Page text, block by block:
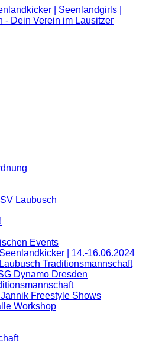
Laubusch
Events
| 14.-16.06.2024
Traditionsmannschaft
Dynamo Dresden
Freestyle Shows
Workshop